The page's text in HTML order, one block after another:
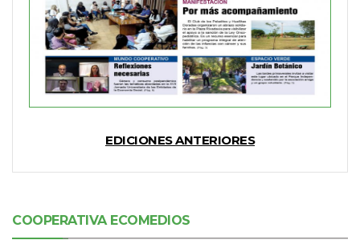
EDICIONES ANTERIORES
COOPERATIVA ECOMEDIOS